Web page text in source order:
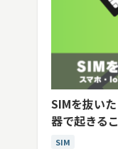
SIMを抜い
器で起きる
SIM